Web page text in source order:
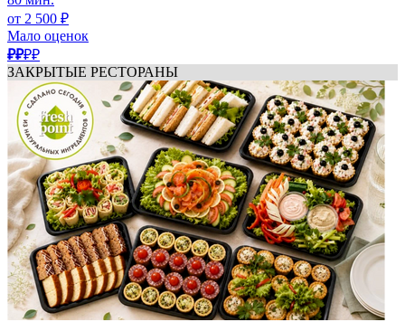
от 2 500 ₽
Мало оценок
₽₽₽₽
ЗАКРЫТЫЕ РЕСТОРАНЫ